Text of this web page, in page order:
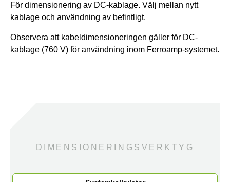
För dimensionering av DC-kablage. Välj mellan nytt
kablage och användning av befintligt.
Observera att kabeldimensioneringen gäller för DC-
kablage (760 V) för användning inom Ferroamp-systemet.
DIMENSIONERINGSVERKTYG